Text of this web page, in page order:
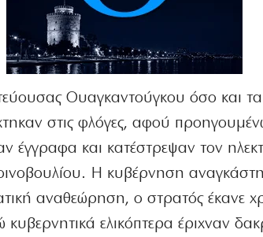
Ουαγκαντούγκου όσο και
στις φλόγες, αφού
έγγραφα και κατέστρεψαν τον
Η κυβέρνηση
αναθεώρηση, ο στρατός έκανε
κυβερνητικά ελικόπτερα έριχναν